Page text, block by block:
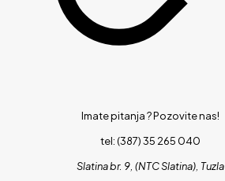
Imate pitanja ?Pozovite nas!
tel: (387) 35 265 040
Slatina br. 9, (NTC Slatina), Tuzla